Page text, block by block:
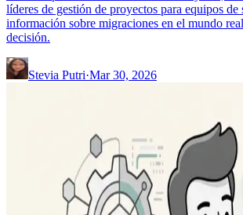
líderes de gestión de proyectos para equipos
información sobre migraciones en el mundo
decisión.
Stevia Putri·Mar 30, 2026